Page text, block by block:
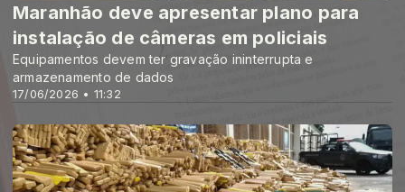
17/06/2026 • 11:32
Maranhão deve apresentar plano para
instalação de câmeras em policiais
Equipamentos devem ter gravação ininterrupta e
armazenamento de dados